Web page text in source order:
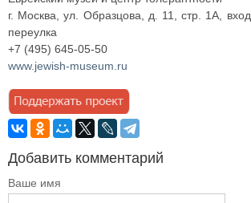
г. Москва, ул. Образцова, д. 11, стр. 1А,
переулка
+7 (495) 645-05-50
www.jewish-museum.ru
Добавить комментарий
Ваше имя